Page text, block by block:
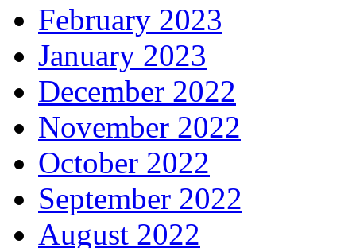
February 2023
January 2023
December 2022
November 2022
October 2022
September 2022
August 2022